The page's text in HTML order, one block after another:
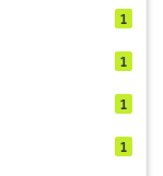
1
1
1
1